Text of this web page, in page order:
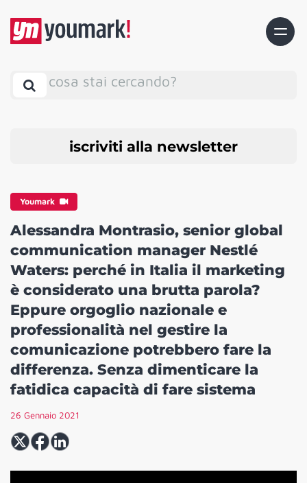
cosa stai cercando?
iscriviti alla newsletter
Youmark
Alessandra Montrasio, senior global
communication manager Nestlé
Waters: perché in Italia il marketing
è considerato una brutta parola?
Eppure orgoglio nazionale e
professionalità nel gestire la
comunicazione potrebbero fare la
differenza. Senza dimenticare la
fatidica capacità di fare sistema
26 Gennaio 2021